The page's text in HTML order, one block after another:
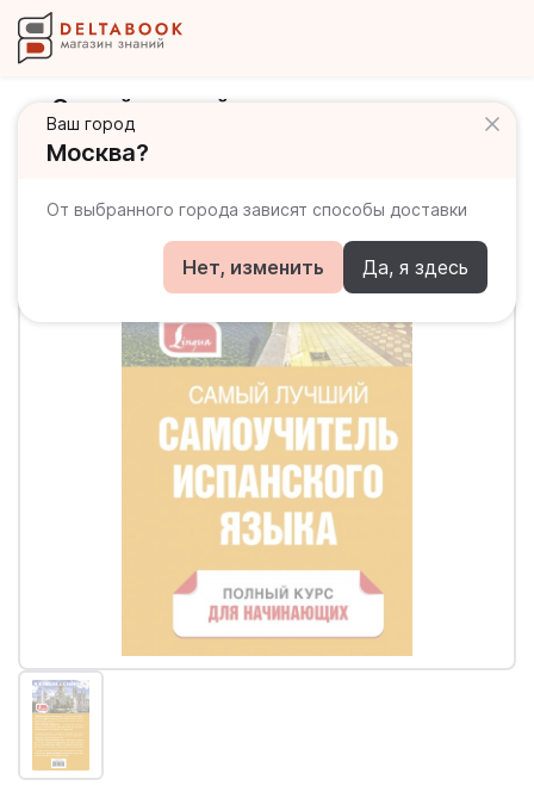
Ваш город
Москва?
От выбранного города зависят способы доставки
Нет, изменить Да, я здесь
Самый лучший самоучитель
испанского языка